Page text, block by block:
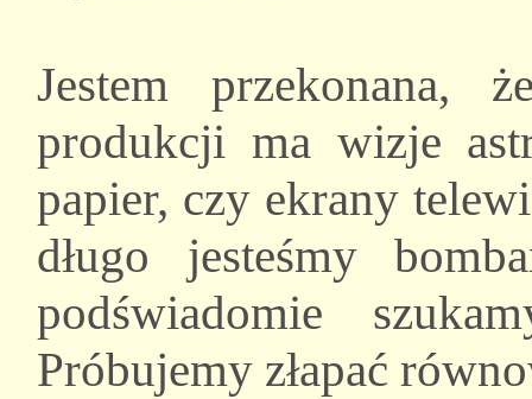
Jestem przekonana,
produkcji ma wizje
papier, czy ekrany
długo jesteśmy
podświadomie
Próbujemy złapać